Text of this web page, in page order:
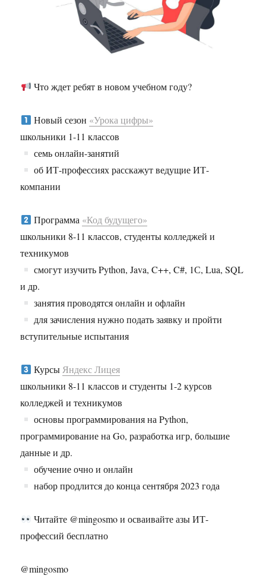
Что ждет ребят в новом учебном году?
Новый сезон «Урока цифры»
школьники 1-11 классов
семь онлайн-занятий
об ИТ-профессиях расскажут ведущие ИТ-
компании
Программа «Код будущего»
школьники 8-11 классов, студенты колледжей и
техникумов
смогут изучить Python, Java, C++, C#, 1С, Lua, SQL
и др.
занятия проводятся онлайн и офлайн
для зачисления нужно подать заявку и пройти
вступительные испытания
Курсы Яндекс Лицея
школьники 8-11 классов и студенты 1-2 курсов
колледжей и техникумов
основы программирования на Python,
программирование на Go, разработка игр, большие
данные и др.
обучение очно и онлайн
набор продлится до конца сентября 2023 года
Читайте @mingosmo и осваивайте азы ИТ-
профессий бесплатно
@mingosmo